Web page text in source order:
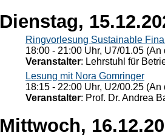
Dienstag,
Ringvorlesung Sustainable
18:00 - 21:00 Uhr, U7/01.05
Veranstalter: Lehrstuhl für
Lesung mit Nora Gomringer
18:15 - 22:00 Uhr, U2/00.25
Veranstalter: Prof. Dr. Andrea
Mittwoch,